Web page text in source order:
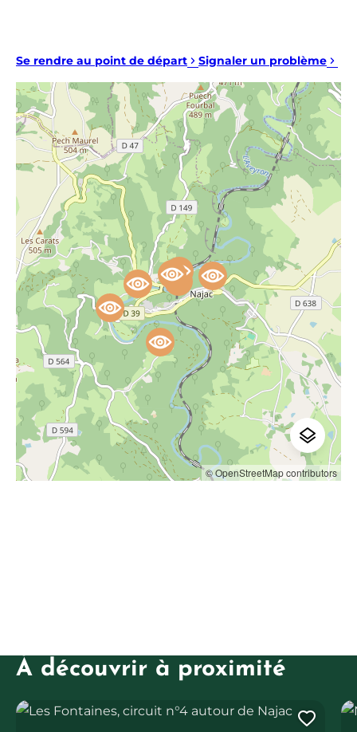
Se rendre au point de départ Signaler un problème
© OpenStreetMap contributors
À découvrir à proximité
Les Fontaines, circuit n°4 autour de Najac